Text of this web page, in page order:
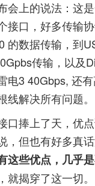
会上的说法：这
接口，好多传输
的数据传输，到
传输，以及
电3 40Gbps, 还
解决所有问题。
口捧上了天，优
，但也有好多真
这些优点，几乎
揭穿了这一切。